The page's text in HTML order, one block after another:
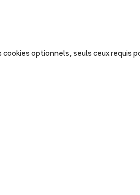
optionnels, seuls ceux requis